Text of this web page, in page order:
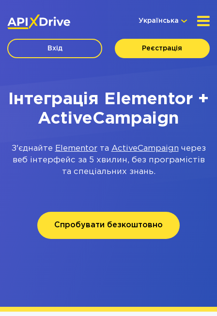
Українська
Вхід Реєстрація
Інтеграція Elementor +
ActiveCampaign
З'єднайте Elementorта ActiveCampaign через
веб інтерфейс за 5 хвилин, без програмістів
та спеціальних знань.
Спробувати безкоштовно